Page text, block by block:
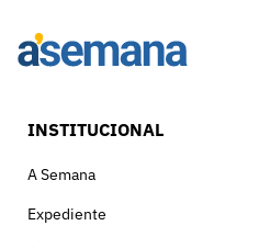
INSTITUCIONAL
A Semana
Expediente